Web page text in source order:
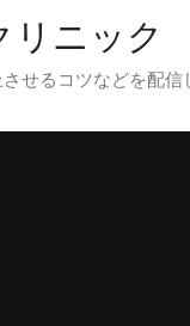
リニック
せるコツなどを配信